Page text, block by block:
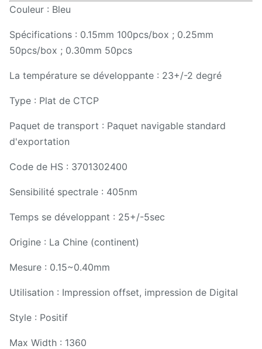
Couleur : Bleu
Spécifications : 0.15mm 100pcs/box ; 0.25mm
50pcs/box ; 0.30mm 50pcs
La température se développante : 23+/-2 degré
Type : Plat de CTCP
Paquet de transport : Paquet navigable standard
d'exportation
Code de HS : 3701302400
Sensibilité spectrale : 405nm
Temps se développant : 25+/-5sec
Origine : La Chine (continent)
Mesure : 0.15~0.40mm
Utilisation : Impression offset, impression de Digital
Style : Positif
Max Width : 1360